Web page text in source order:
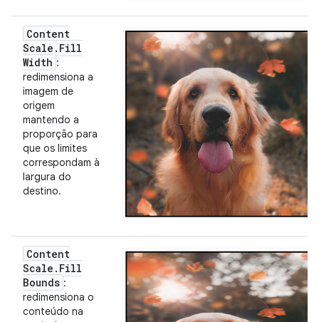
Content
Scale . Fill
Width :
redimensiona a
imagem de
origem
mantendo a
proporção para
que os limites
correspondam à
largura do
destino.
Content
Scale . Fill
Bounds :
redimensiona o
conteúdo na